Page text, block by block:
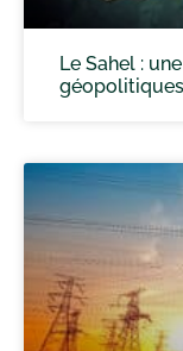
Le Sahel :
géopolitiques